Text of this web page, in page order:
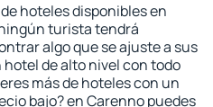
hoteles disponibles en
turista tendrá
algo que se ajuste a sus
de alto nivel con todo
más de hoteles con un
bajo? en Carenno puedes